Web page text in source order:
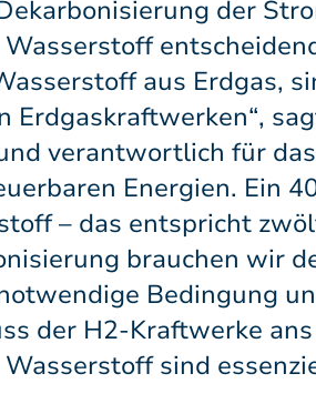
der
aus Erdgas,
Erdgaskraftwerken“,
verantwortlich für
Energien. Ein
– das entspricht
brauchen wir
Bedingung
der H2-Kraftwerke
sind